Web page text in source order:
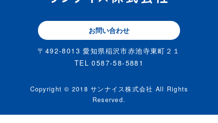
お問い合わせ
〒492-8013 愛知県稲沢市赤池寺東町２１
TEL 0587-58-5881
Copyright © 2018 サンナイス株式会社 All Rights
Reserved.